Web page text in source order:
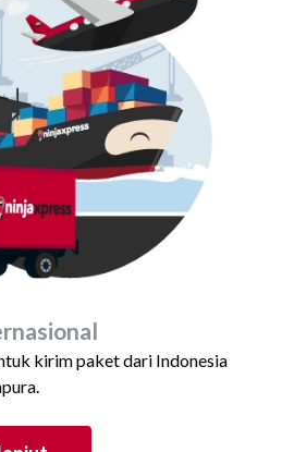
kirim paket dari Indonesia